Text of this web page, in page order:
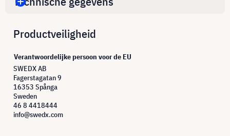
Productveiligheid
Verantwoordelijke persoon voor de EU
SWEDX AB
Fagerstagatan 9
16353 Spånga
Sweden
46 8 4418444
info@swedx.com